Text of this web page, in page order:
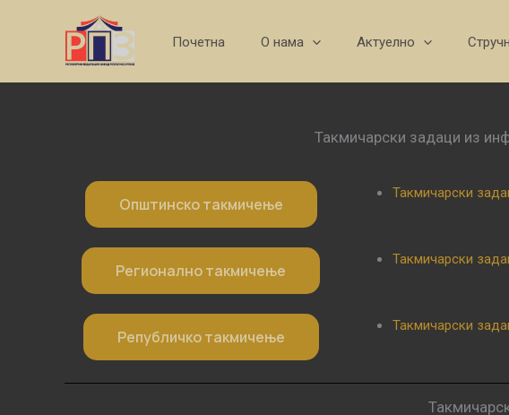
Почетна О нама Актуелно
Такмичарски задаци из
Општинско такмичење
Такмичарски
Регионално такмичење
Такмичарски
Републичко такмичење
Такмичарски